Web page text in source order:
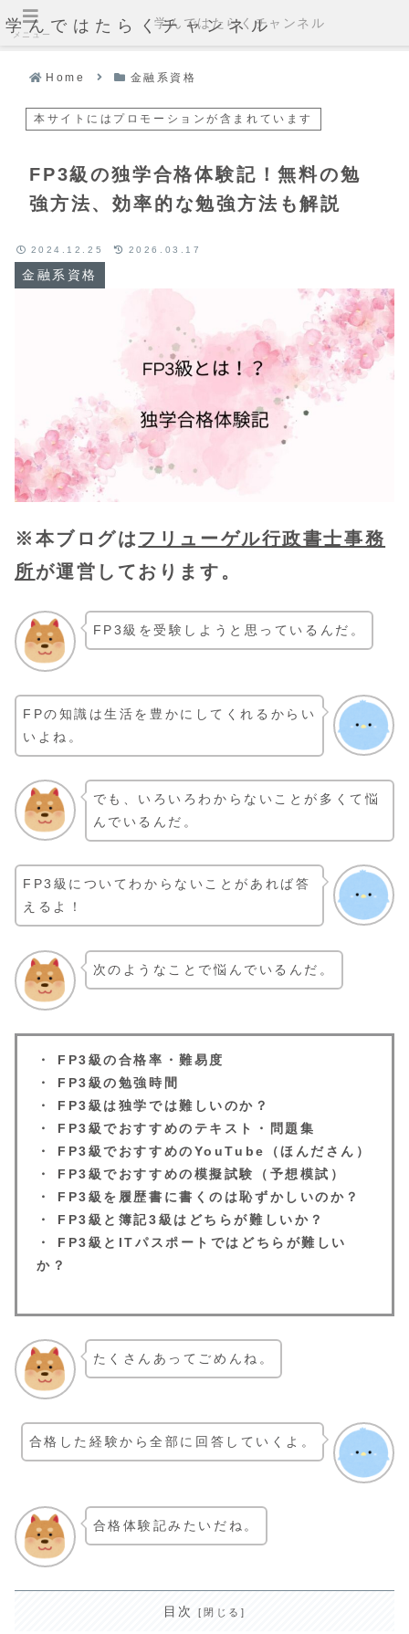
学んではたらくチャンネル
Home 金融系資格
本サイトにはプロモーションが含まれています
FP3級の独学合格体験記！無料の勉
強方法、効率的な勉強方法も解説
金融系資格
2024.12.25 2026.03.17
※本ブログは フリューゲル行政書士事務
所が運営しております。
FP3級を受験しようと思っているんだ。
FPの知識は生活を豊かにしてくれるからい
いよね。
でも、いろいろわからないことが多くて悩
んでいるんだ。
FP3級についてわからないことがあれば答
えるよ！
次のようなことで悩んでいるんだ。
・ FP3級の合格率・難易度
・ FP3級の勉強時間
・ FP3級は独学では難しいのか？
・ FP3級でおすすめのテキスト・問題集
・ FP3級でおすすめのYouTube（ほんださん）
・ FP3級でおすすめの模擬試験（予想模試）
・ FP3級を履歴書に書くのは恥ずかしいのか？
・ FP3級と簿記3級はどちらが難しいか？
・ FP3級とITパスポートではどちらが難しい
か？
たくさんあってごめんね。
合格した経験から全部に回答していくよ。
合格体験記みたいだね。
目次
メニュー
学んではたらくチャンネル